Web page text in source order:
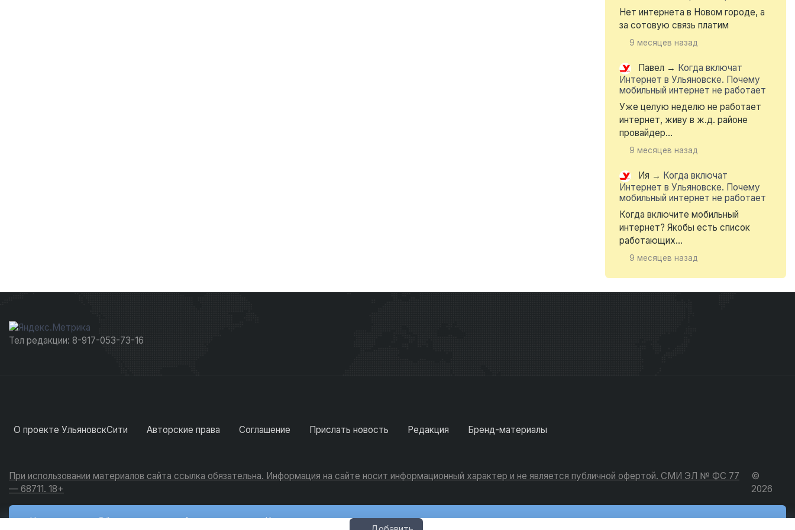
Нет интернета в Новом городе, а
за сотовую связь платим
9 месяцев назад
Павел → Когда включат
Интернет в Ульяновске. Почему
мобильный интернет не работает
Уже целую неделю не работает
интернет, живу в ж.д. районе
провайдер...
9 месяцев назад
Ия → Когда включат
Интернет в Ульяновске. Почему
мобильный интернет не работает
Когда включите мобильный
интернет? Якобы есть список
работающих...
9 месяцев назад
Тел редакции: 8-917-053-73-16
О проекте УльяновскСити Авторские права Соглашение Прислать новость Редакция Бренд-материалы
При использовании материалов сайта ссылка обязательна. Информация на сайте носит информационный характер и не является публичной офертой. СМИ ЭЛ № ФС 77
— 68711. 18+
©
2026
Новости Обсуждения Активность Консультации